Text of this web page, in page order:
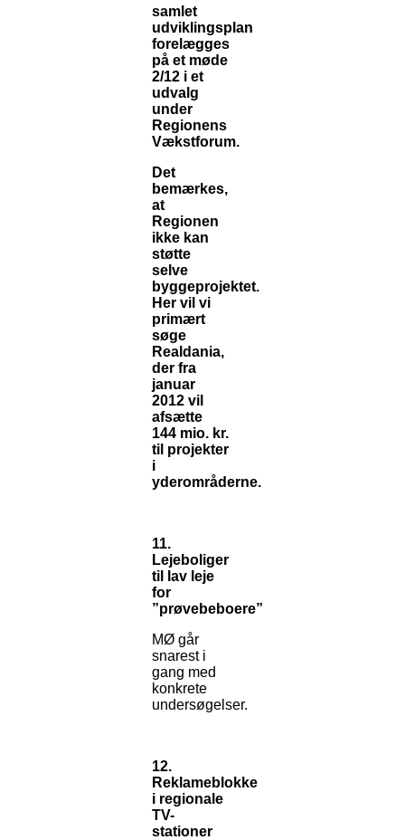
samlet
udviklingsplan
forelægges
på et møde
2/12 i et
udvalg
under
Regionens
Vækstforum.
Det
bemærkes,
at
Regionen
ikke kan
støtte
selve
byggeprojektet.
Her vil vi
primært
søge
Realdania,
der fra
januar
2012 vil
afsætte
144 mio. kr.
til projekter
i
yderområderne.
11.
Lejeboliger
til lav leje
for
”prøvebeboere”
MØ går
snarest i
gang med
konkrete
undersøgelser.
12.
Reklameblokke
i regionale
TV-
stationer